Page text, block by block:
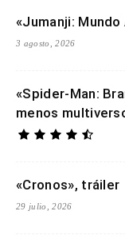
«Jumanji:
3 agosto, 2026
«Spider-Man:
menos
«Cronos», tráiler
29 julio, 2026